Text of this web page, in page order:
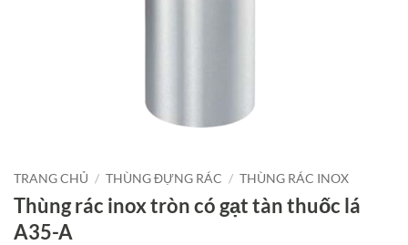
TRANG CHỦ / THÙNG ĐỰNG RÁC / THÙNG RÁC INOX
Thùng rác inox tròn có gạt tàn thuốc lá
A35-A